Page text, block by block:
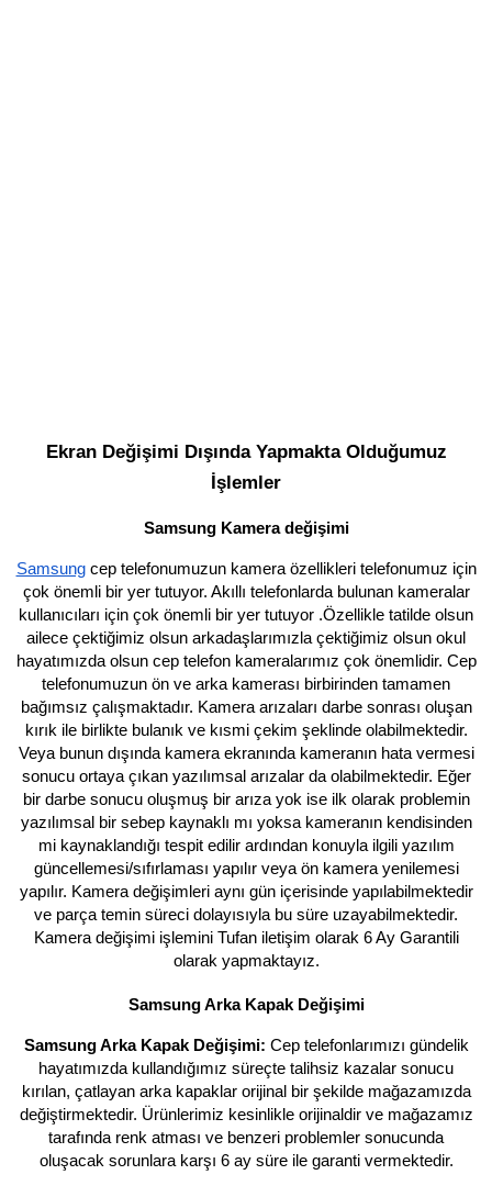
Ekran Değişimi Dışında Yapmakta Olduğumuz
İşlemler
Samsung Kamera değişimi
Samsungcep telefonumuzun kamera özellikleri telefonumuz için
çok önemli bir yer tutuyor. Akıllı telefonlarda bulunan kameralar
kullanıcıları için çok önemli bir yer tutuyor .Özellikle tatilde olsun
ailece çektiğimiz olsun arkadaşlarımızla çektiğimiz olsun okul
hayatımızda olsun cep telefon kameralarımız çok önemlidir. Cep
telefonumuzun ön ve arka kamerası birbirinden tamamen
bağımsız çalışmaktadır. Kamera arızaları darbe sonrası oluşan
kırık ile birlikte bulanık ve kısmi çekim şeklinde olabilmektedir.
Veya bunun dışında kamera ekranında kameranın hata vermesi
sonucu ortaya çıkan yazılımsal arızalar da olabilmektedir. Eğer
bir darbe sonucu oluşmuş bir arıza yok ise ilk olarak problemin
yazılımsal bir sebep kaynaklı mı yoksa kameranın kendisinden
mi kaynaklandığı tespit edilir ardından konuyla ilgili yazılım
güncellemesi/sıfırlaması yapılır veya ön kamera yenilemesi
yapılır. Kamera değişimleri aynı gün içerisinde yapılabilmektedir
ve parça temin süreci dolayısıyla bu süre uzayabilmektedir.
Kamera değişimi işlemini Tufan iletişim olarak 6 Ay Garantili
olarak yapmaktayız.
Samsung Arka Kapak Değişimi
Samsung Arka Kapak Değişimi: Cep telefonlarımızı gündelik
hayatımızda kullandığımız süreçte talihsiz kazalar sonucu
kırılan, çatlayan arka kapaklar orijinal bir şekilde mağazamızda
değiştirmektedir. Ürünlerimiz kesinlikle orijinaldir ve mağazamız
tarafında renk atması ve benzeri problemler sonucunda
oluşacak sorunlara karşı 6 ay süre ile garanti vermektedir.